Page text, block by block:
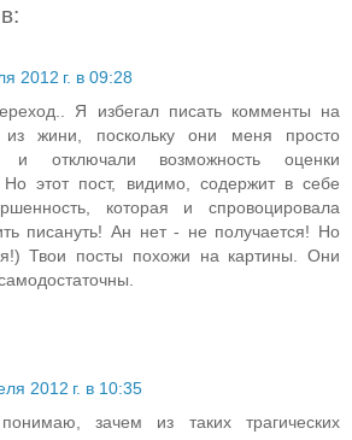
2012 г. в 09:28
Я избегал писать комменты на
из жини, поскольку они меня просто
и отключали возможность оценки
Но этот пост, видимо, содержит в себе
которая и спровоцировала
писануть! Ан нет - не получается! Но
Твои посты похожи на картины. Они
2012 г. в 10:35
зачем из таких трагических